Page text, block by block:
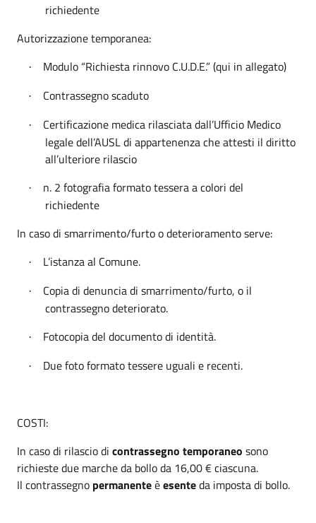
richiedente
Autorizzazione temporanea:
· Modulo “Richiesta rinnovo C.U.D.E.” (qui in allegato)
· Contrassegno scaduto
·
Certificazione medica rilasciata dall’Ufficio Medico
legale dell’AUSL di appartenenza che attesti il diritto
all’ulteriore rilascio
·
n. 2 fotografia formato tessera a colori del
richiedente
In caso di smarrimento/furto o deterioramento serve:
· L’istanza al Comune.
·
Copia di denuncia di smarrimento/furto, o il
contrassegno deteriorato.
· Fotocopia del documento di identità.
· Due foto formato tessere uguali e recenti.
COSTI:
In caso di rilascio di contrassegno temporaneo sono
richieste due marche da bollo da 16,00 € ciascuna.
Il contrassegno permanenteèesenteda imposta di bollo.